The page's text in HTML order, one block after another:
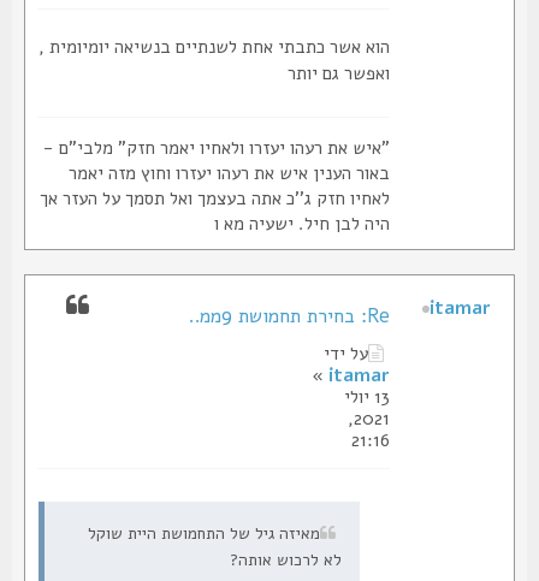
הוא אשר כתבתי אחת לשנתיים בנשיאה יומיומית ,
ואפשר גם יותר
"איש את רעהו יעזרו ולאחיו יאמר חזק" מלבי"ם -
באור הענין איש את רעהו יעזרו וחוץ מזה יאמר
לאחיו חזק ג''כ אתה בעצמך ואל תסמך על העזר אך
היה לבן חיל. ישעיה מא ו
Re: בחירת תחמושת 9ממ..
על ידי
itamar
»
13 יולי
2021,
21:16
מאיזה גיל של התחמושת היית שוקל
לא לרכוש אותה?
itamar